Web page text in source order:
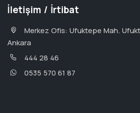
İletişim / İrtibat
Merkez Ofis: Ufuktepe Mah.
Ankara
444 28 46
0535 570 61 87